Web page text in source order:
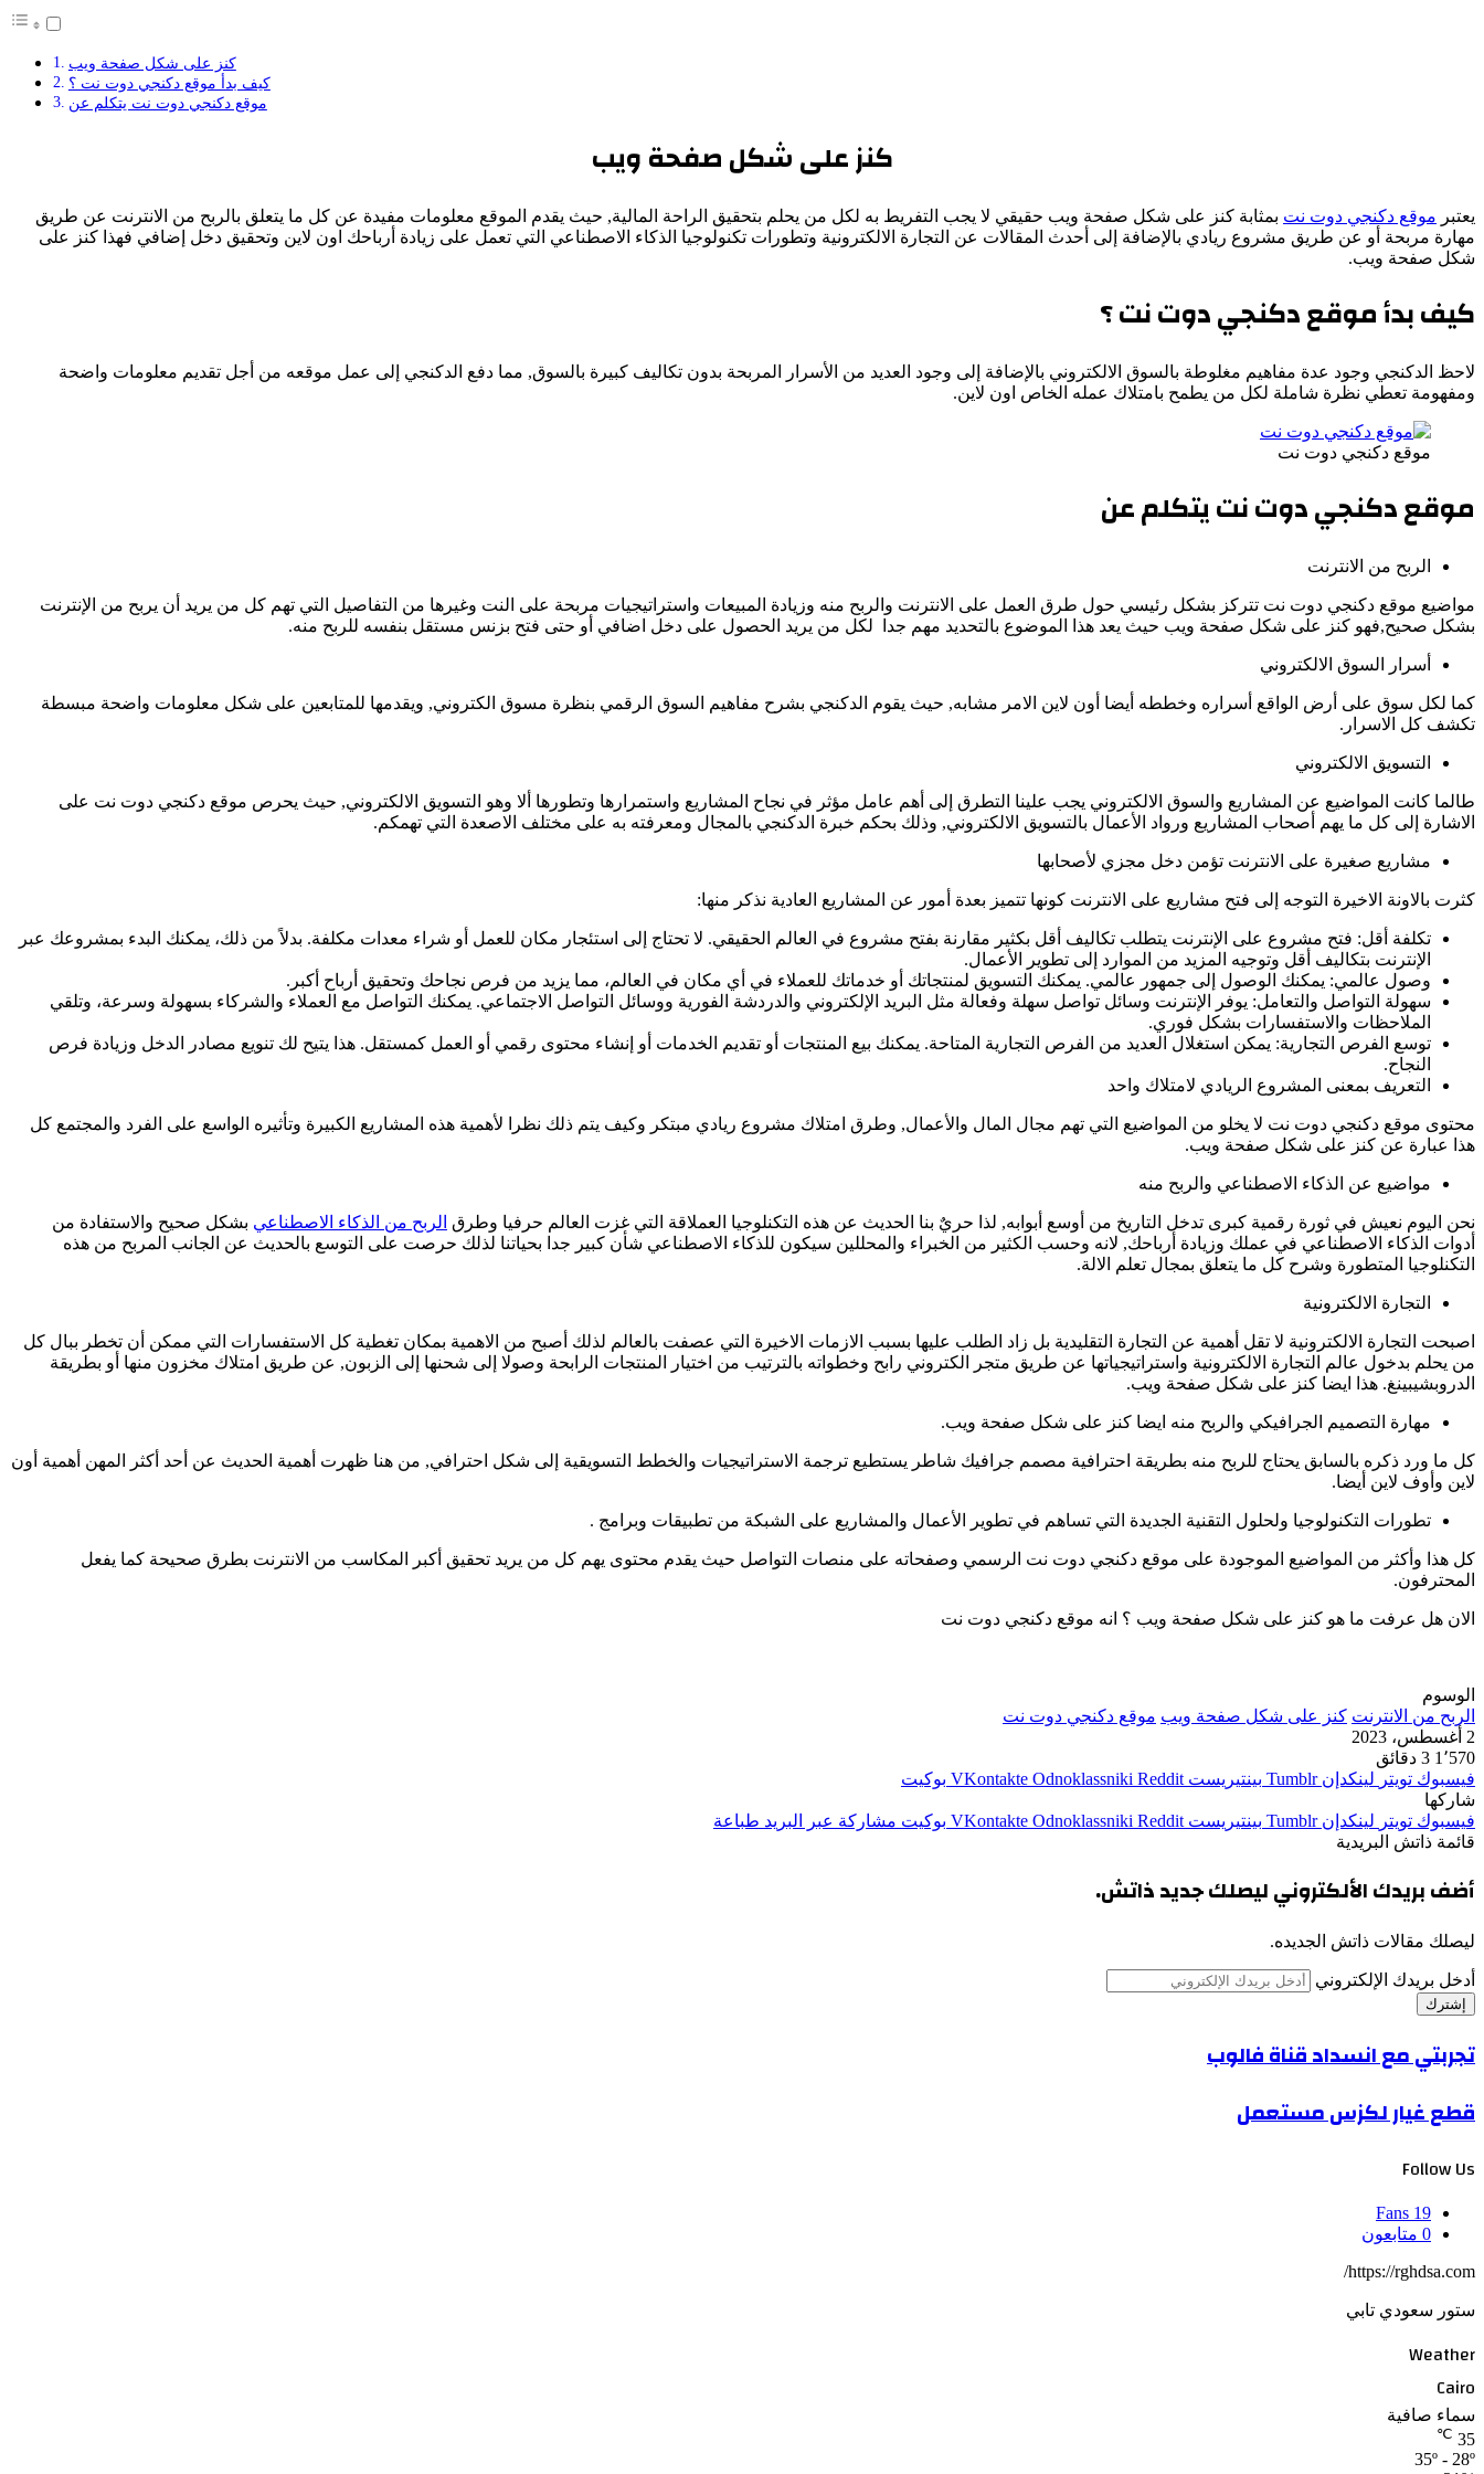
كنز على شكل صفحة ويب
كيف بدأ موقع دكنجي دوت نت ؟
موقع دكنجي دوت نت يتكلم عن
كنز على شكل صفحة ويب
يعتبر موقع دكنجي دوت نت بمثابة كنز على شكل صفحة ويب حقيقي لا يجب التفريط به لكل من يحلم بتحقيق الراحة المالية, حيث يقدم الموقع معلومات مفيدة عن كل ما يتعلق بالربح من الانترنت عن طريق
مهارة مربحة أو عن طريق مشروع ريادي بالإضافة إلى أحدث المقالات عن التجارة الالكترونية وتطورات تكنولوجيا الذكاء الاصطناعي التي تعمل على زيادة أرباحك اون لاين وتحقيق دخل إضافي فهذا كنز على
شكل صفحة ويب.
كيف بدأ موقع دكنجي دوت نت ؟
لاحظ الدكنجي وجود عدة مفاهيم مغلوطة بالسوق الالكتروني بالإضافة إلى وجود العديد من الأسرار المربحة بدون تكاليف كبيرة بالسوق, مما دفع الدكنجي إلى عمل موقعه من أجل تقديم معلومات واضحة
ومفهومة تعطي نظرة شاملة لكل من يطمح بامتلاك عمله الخاص اون لاين.
موقع دكنجي دوت نت
موقع دكنجي دوت نت يتكلم عن
الربح من الانترنت
مواضيع موقع دكنجي دوت نت تتركز بشكل رئيسي حول طرق العمل على الانترنت والربح منه وزيادة المبيعات واستراتيجيات مربحة على النت وغيرها من التفاصيل التي تهم كل من يريد أن يربح من الإنترنت
بشكل صحيح,فهو كنز على شكل صفحة ويب حيث يعد هذا الموضوع بالتحديد مهم جدا لكل من يريد الحصول على دخل اضافي أو حتى فتح بزنس مستقل بنفسه للربح منه.
أسرار السوق الالكتروني
كما لكل سوق على أرض الواقع أسراره وخططه أيضا أون لاين الامر مشابه, حيث يقوم الدكنجي بشرح مفاهيم السوق الرقمي بنظرة مسوق الكتروني, ويقدمها للمتابعين على شكل معلومات واضحة مبسطة
تكشف كل الاسرار.
التسويق الالكتروني
طالما كانت المواضيع عن المشاريع والسوق الالكتروني يجب علينا التطرق إلى أهم عامل مؤثر في نجاح المشاريع واستمرارها وتطورها ألا وهو التسويق الالكتروني, حيث يحرص موقع دكنجي دوت نت على
الاشارة إلى كل ما يهم أصحاب المشاريع ورواد الأعمال بالتسويق الالكتروني, وذلك بحكم خبرة الدكنجي بالمجال ومعرفته به على مختلف الاصعدة التي تهمكم.
مشاريع صغيرة على الانترنت تؤمن دخل مجزي لأصحابها
كثرت بالاونة الاخيرة التوجه إلى فتح مشاريع على الانترنت كونها تتميز بعدة أمور عن المشاريع العادية نذكر منها:
تكلفة أقل: فتح مشروع على الإنترنت يتطلب تكاليف أقل بكثير مقارنة بفتح مشروع في العالم الحقيقي. لا تحتاج إلى استئجار مكان للعمل أو شراء معدات مكلفة. بدلاً من ذلك، يمكنك البدء بمشروعك عبر
الإنترنت بتكاليف أقل وتوجيه المزيد من الموارد إلى تطوير الأعمال.
وصول عالمي: يمكنك الوصول إلى جمهور عالمي. يمكنك التسويق لمنتجاتك أو خدماتك للعملاء في أي مكان في العالم، مما يزيد من فرص نجاحك وتحقيق أرباح أكبر.
سهولة التواصل والتعامل: يوفر الإنترنت وسائل تواصل سهلة وفعالة مثل البريد الإلكتروني والدردشة الفورية ووسائل التواصل الاجتماعي. يمكنك التواصل مع العملاء والشركاء بسهولة وسرعة، وتلقي
الملاحظات والاستفسارات بشكل فوري.
توسع الفرص التجارية: يمكن استغلال العديد من الفرص التجارية المتاحة. يمكنك بيع المنتجات أو تقديم الخدمات أو إنشاء محتوى رقمي أو العمل كمستقل. هذا يتيح لك تنويع مصادر الدخل وزيادة فرص
النجاح.
التعريف بمعنى المشروع الريادي لامتلاك واحد
محتوى موقع دكنجي دوت نت لا يخلو من المواضيع التي تهم مجال المال والأعمال, وطرق امتلاك مشروع ريادي مبتكر وكيف يتم ذلك نظرا لأهمية هذه المشاريع الكبيرة وتأثيره الواسع على الفرد والمجتمع كل
هذا عبارة عن كنز على شكل صفحة ويب.
مواضيع عن الذكاء الاصطناعي والربح منه
نحن اليوم نعيش في ثورة رقمية كبرى تدخل التاريخ من أوسع أبوابه, لذا حريٌ بنا الحديث عن هذه التكنلوجيا العملاقة التي غزت العالم حرفيا وطرق الربح من الذكاء الاصطناعي بشكل صحيح والاستفادة من
أدوات الذكاء الاصطناعي في عملك وزيادة أرباحك, لانه وحسب الكثير من الخبراء والمحللين سيكون للذكاء الاصطناعي شأن كبير جدا بحياتنا لذلك حرصت على التوسع بالحديث عن الجانب المربح من هذه
التكنلوجيا المتطورة وشرح كل ما يتعلق بمجال تعلم الالة.
التجارة الالكترونية
اصبحت التجارة الالكترونية لا تقل أهمية عن التجارة التقليدية بل زاد الطلب عليها بسبب الازمات الاخيرة التي عصفت بالعالم لذلك أصبح من الاهمية بمكان تغطية كل الاستفسارات التي ممكن أن تخطر ببال كل
من يحلم بدخول عالم التجارة الالكترونية واستراتيجياتها عن طريق متجر الكتروني رابح وخطواته بالترتيب من اختيار المنتجات الرابحة وصولا إلى شحنها إلى الزبون, عن طريق امتلاك مخزون منها أو بطريقة
الدروبشيبينغ. هذا ايضا كنز على شكل صفحة ويب.
مهارة التصميم الجرافيكي والربح منه ايضا كنز على شكل صفحة ويب.
كل ما ورد ذكره بالسابق يحتاج للربح منه بطريقة احترافية مصمم جرافيك شاطر يستطيع ترجمة الاستراتيجيات والخطط التسويقية إلى شكل احترافي, من هنا ظهرت أهمية الحديث عن أحد أكثر المهن أهمية أون
لاين وأوف لاين أيضا.
تطورات التكنولوجيا ولحلول التقنية الجديدة التي تساهم في تطوير الأعمال والمشاريع على الشبكة من تطبيقات وبرامج .
كل هذا وأكثر من المواضيع الموجودة على موقع دكنجي دوت نت الرسمي وصفحاته على منصات التواصل حيث يقدم محتوى يهم كل من يريد تحقيق أكبر المكاسب من الانترنت بطرق صحيحة كما يفعل
المحترفون.
الان هل عرفت ما هو كنز على شكل صفحة ويب ؟ انه موقع دكنجي دوت نت
الوسوم
الربح من الانترنت كنز على شكل صفحة ويب موقع دكنجي دوت نت
2 أغسطس، 2023
1٬570 3 دقائق
فيسبوك تويتر لينكدإن بينتيريست Odnoklassniki
بوكيت
شاركها
فيسبوك تويتر لينكدإن بينتيريست Odnoklassniki بوكيت مشاركة عبر البريد طباعة
قائمة ذاتش البريدية
أضف بريدك الألكتروني ليصلك جديد ذاتش.
ليصلك مقالات ذاتش الجديده.
أدخل بريدك الإلكتروني
تجربتي مع انسداد قناة فالوب
قطع غيار لكزس مستعمل
Follow Us
19
Fans
0 متابعون
https://rghdsa.com/
ستور سعودي تابي
Weather
Cairo
سماء صافية
35
℃
35º - 28º